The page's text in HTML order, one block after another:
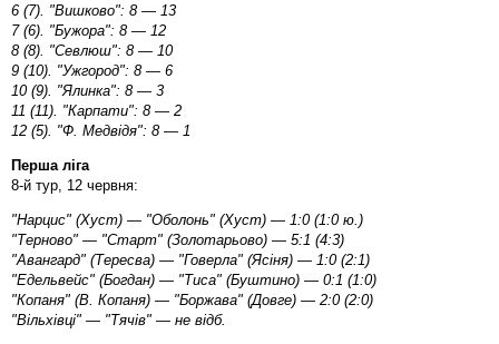
6 (7). "Вишково": 8 — 13
7 (6). "Бужора": 8 — 12
8 (8). "Севлюш": 8 — 10
9 (10). "Ужгород": 8 — 6
10 (9). "Ялинка": 8 — 3
11 (11). "Карпати": 8 — 2
12 (5). "Ф. Медвідя": 8 — 1
Перша ліга
8-й тур, 12 червня:
"Нарцис" (Хуст) — "Оболонь" (Хуст) — 1:0 (1:0 ю.)
"Терново" — "Старт" (Золотарьово) — 5:1 (4:3)
"Авангард" (Тересва) — "Говерла" (Ясіня) — 1:0 (2:1)
"Едельвейс" (Богдан) — "Тиса" (Буштино) — 0:1 (1:0)
"Копаня" (В. Копаня) — "Боржава" (Довге) — 2:0 (2:0)
"Вільхівці" — "Тячів" — не відб.